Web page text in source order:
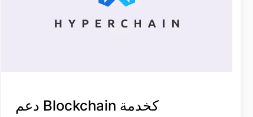
دعم Blockchain كخدمة